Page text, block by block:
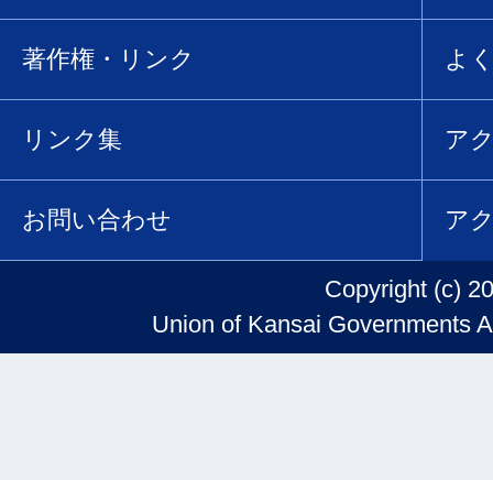
著作権・リンク よ
リンク集 ア
お問い合わせ ア
Copyright (c)
Union of Kansai Governments